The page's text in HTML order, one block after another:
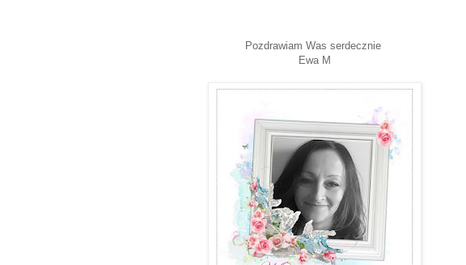
Pozdrawiam Was serdecznie
Ewa M